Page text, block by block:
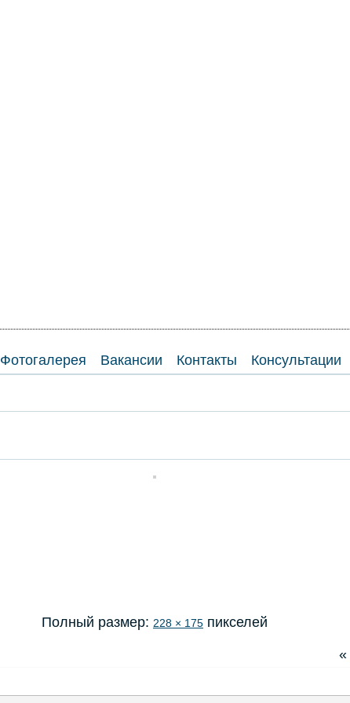
Фотогалерея Вакансии Контакты Консультации
Полный размер: 228 × 175 пикселей
«